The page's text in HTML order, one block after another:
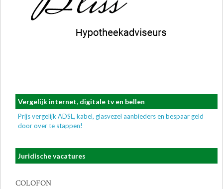
Vergelijk internet, digitale tv en bellen
Prijs vergelijk ADSL, kabel, glasvezel aanbieders en bespaar geld
door over te stappen!
Juridische vacatures
COLOFON